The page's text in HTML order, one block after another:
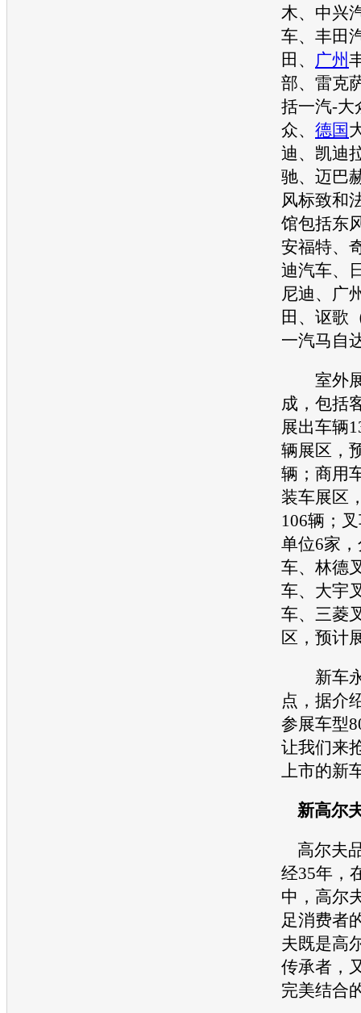
木、中兴
车、丰田
田、 广州
部、雷克
括一汽-大
众、 德国
迪、凯迪
驰、迈巴
风标致和
馆包括东
安福特、
迪汽车、
尼迪、广
田、讴歌
一汽马自
室外展
成，包括
展出车辆
辆展区，
辆；商用
装车展区
106辆；
单位6家
车、林德
车、大宇
车、三菱
区，预计
新车永
点，据介
参展车型
让我们来
上市的新
新高尔
高尔夫
经35年，
中，高尔
足消费者
夫既是高
传承者，
完美结合